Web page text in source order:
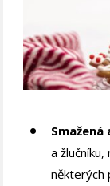
a
některých